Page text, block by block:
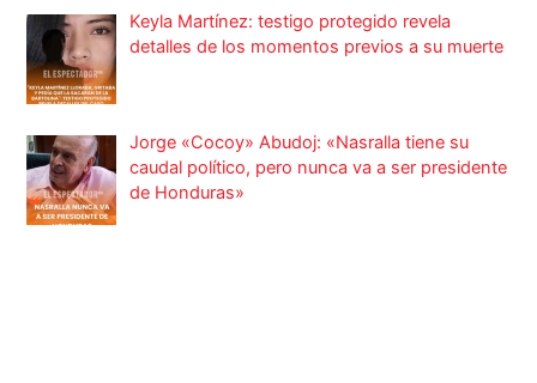
Keyla Martínez: testigo protegido revela
detalles de los momentos previos a su muerte
Jorge «Cocoy» Abudoj: «Nasralla tiene su
caudal político, pero nunca va a ser presidente
de Honduras»